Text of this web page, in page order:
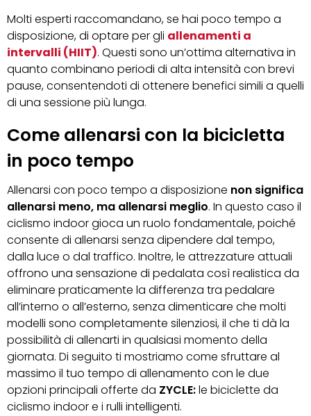
Molti esperti raccomandano, se hai poco tempo a
disposizione, di optare per gli allenamenti a
intervalli (HIIT). Questi sono un’ottima alternativa in
quanto combinano periodi di alta intensità con brevi
pause, consentendoti di ottenere benefici simili a quelli
di una sessione più lunga.
Come allenarsi con la bicicletta
in poco tempo
Allenarsi con poco tempo a disposizione non significa
allenarsi meno, ma allenarsi meglio. In questo caso il
ciclismo indoor gioca un ruolo fondamentale, poiché
consente di allenarsi senza dipendere dal tempo,
dalla luce o dal traffico. Inoltre, le attrezzature attuali
offrono una sensazione di pedalata così realistica da
eliminare praticamente la differenza tra pedalare
all’interno o all’esterno, senza dimenticare che molti
modelli sono completamente silenziosi, il che ti dà la
possibilità di allenarti in qualsiasi momento della
giornata. Di seguito ti mostriamo come sfruttare al
massimo il tuo tempo di allenamento con le due
opzioni principali offerte da ZYCLE:le biciclette da
ciclismo indoor e i rulli intelligenti.